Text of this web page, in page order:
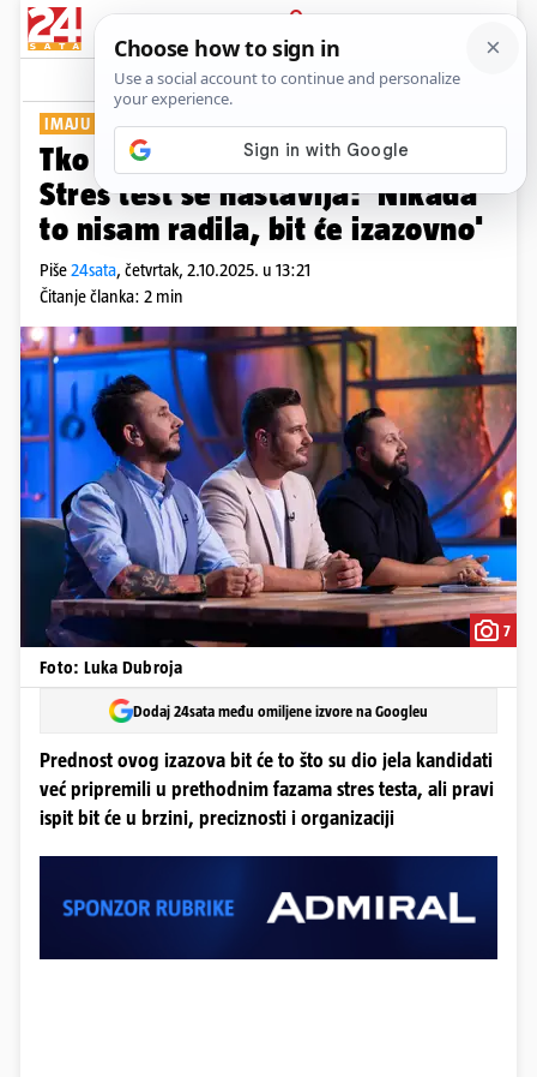
PRIJAVA
Show Komentari
IMAJU POMOĆ S GALERIJE
Tko će napustiti Masterchef?
Stres test se nastavlja: 'Nikada
to nisam radila, bit će izazovno'
Piše24sata, četvrtak, 2.10.2025. u 13:21
Čitanje članka: 2 min
7
Foto: Luka Dubroja
Dodaj 24sata među omiljene izvore na Googleu
Prednost ovog izazova bit će to što su dio jela kandidati
već pripremili u prethodnim fazama stres testa, ali pravi
ispit bit će u brzini, preciznosti i organizaciji